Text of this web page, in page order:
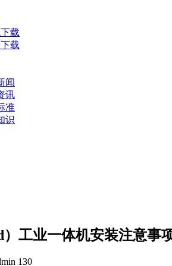
载
载
闻
讯
准
识
工业一体机安装注意事
130